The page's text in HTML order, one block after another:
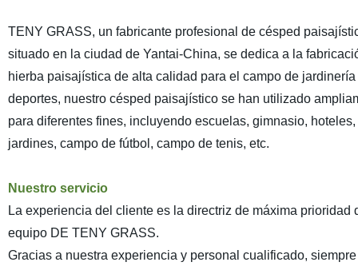
TENY GRASS, un fabricante profesional de césped
situado en la ciudad de Yantai-China, se dedica a la
hierba paisajística de alta calidad para el campo de jardinería
deportes, nuestro césped paisajístico se han utilizado
para diferentes fines, incluyendo escuelas, gimnasio, hoteles,
jardines, campo de fútbol, campo de tenis, etc.
Nuestro servicio
La experiencia del cliente es la directriz de máxima prioridad
equipo DE TENY GRASS.
Gracias a nuestra experiencia y personal cualificado, siempre